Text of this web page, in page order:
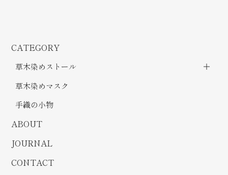
CATEGORY
草木染めストール
草木染めマスク
手織の小物
ABOUT
JOURNAL
CONTACT